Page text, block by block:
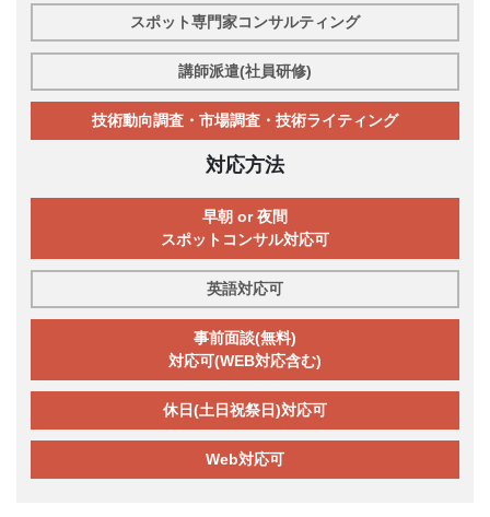
スポット専門家コンサルティング
講師派遣(社員研修)
技術動向調査・市場調査・技術ライティング
対応方法
早朝 or 夜間
スポットコンサル対応可
英語対応可
事前面談(無料)
対応可(WEB対応含む)
休日(土日祝祭日)対応可
Web対応可